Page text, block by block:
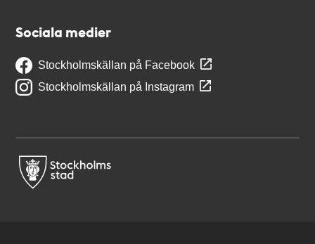
Sociala medier
Stockholmskällan på Facebook
Stockholmskällan på Instagram